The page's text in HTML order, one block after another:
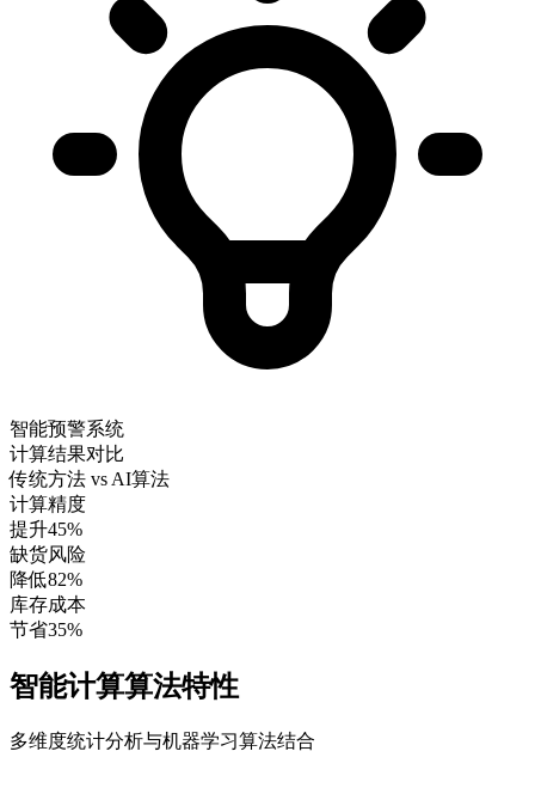
智能预警系统
计算结果对比
传统方法 vs AI算法
计算精度
提升45%
缺货风险
降低82%
库存成本
节省35%
智能计算算法特性
多维度统计分析与机器学习算法结合